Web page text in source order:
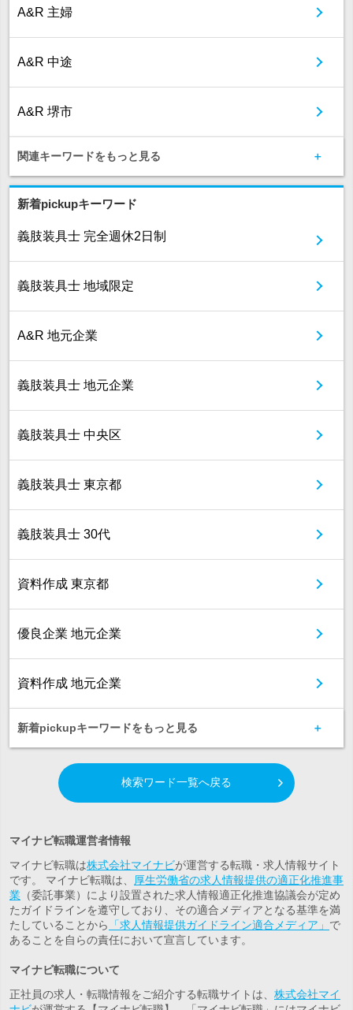
A&R 主婦
A&R 中途
A&R 堺市
関連キーワードをもっと見る
新着pickupキーワード
義肢装具士 完全週休2日制
義肢装具士 地域限定
A&R 地元企業
義肢装具士 地元企業
義肢装具士 中央区
義肢装具士 東京都
義肢装具士 30代
資料作成 東京都
優良企業 地元企業
資料作成 地元企業
新着pickupキーワードをもっと見る
検索ワード一覧へ戻る
マイナビ転職運営者情報
マイナビ転職は株式会社マイナビが運営する転職・求人情報サイト
です。 マイナビ転職は、
厚生労働省の求人情報提供の適正化推進事
業 （委託事業）により設置された求人情報適正化推進協議会が定め
たガイドラインを遵守しており、その適合メディアとなる基準を満
たしていることから
「求人情報提供ガイドライン適合メディア」 で
あることを自らの責任において宣言しています。
マイナビ転職について
正社員の求人・転職情報をご紹介する転職サイトは、 株式会社マイ